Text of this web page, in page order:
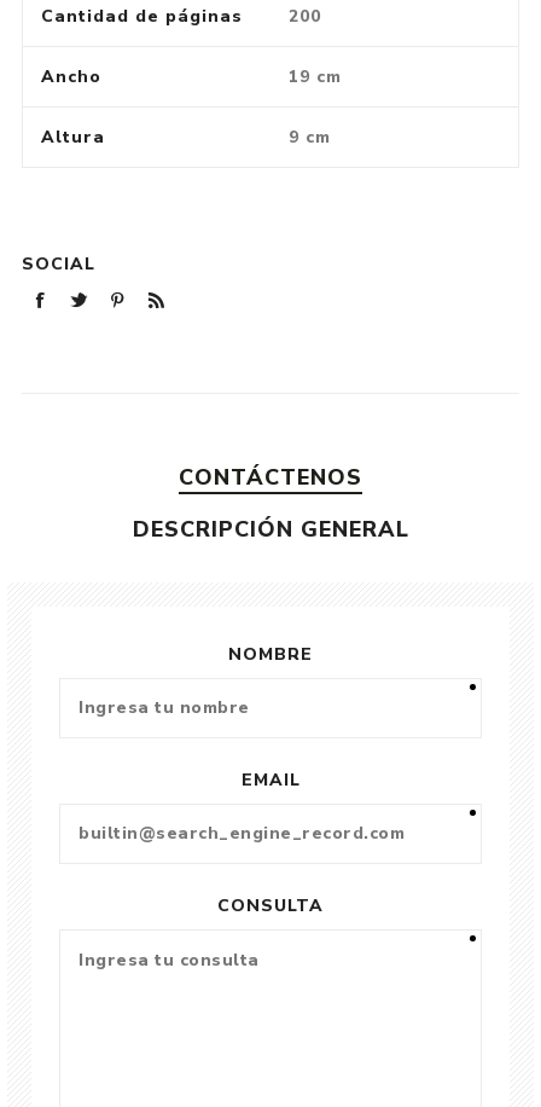
Cantidad de páginas 200
Ancho 19 cm
Altura 9 cm
SOCIAL
CONTÁCTENOS
DESCRIPCIÓN GENERAL
NOMBRE
EMAIL
CONSULTA